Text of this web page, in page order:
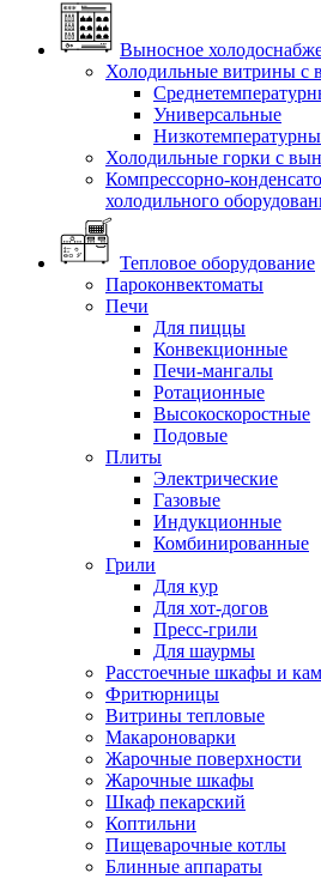
Выносное
Холодильные витрины с
Универсальные
Холодильные горки с
Компрессорно-
холодильного
Тепловое оборудование
Пароконвектоматы
Печи
Для пиццы
Конвекционные
Печи-мангалы
Ротационные
Высокоскоростные
Подовые
Плиты
Электрические
Газовые
Индукционные
Комбинированные
Грили
Для кур
Для хот-догов
Пресс-грили
Для шаурмы
Расстоечные шкафы и
Фритюрницы
Витрины тепловые
Макароноварки
Жарочные поверхности
Жарочные шкафы
Шкаф пекарский
Коптильни
Пищеварочные котлы
Блинные аппараты